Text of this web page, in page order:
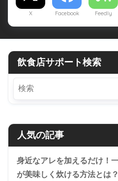
X Facebook Feedly
飲食店サポート検索
人気の記事
身近なアレを加えるだけ！
が美味しく炊ける方法とは？